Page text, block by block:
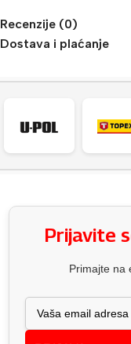
Recenzije (0)
Dostava i plaćanje
Prijavite
Primajte na